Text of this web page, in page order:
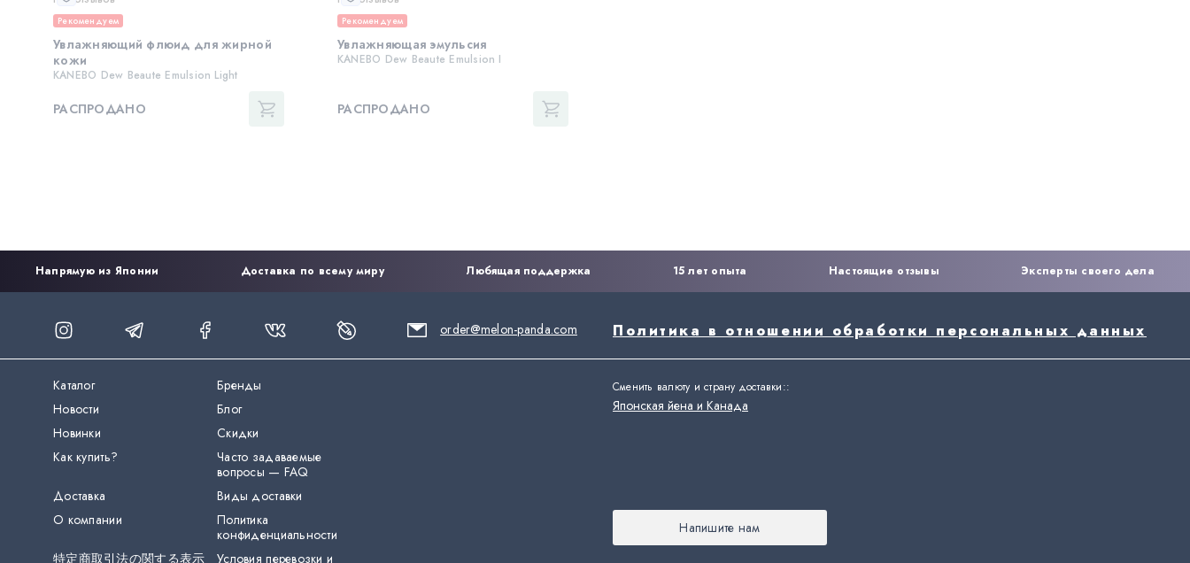
Рекомендуем
Увлажняющий флюид для жирной
кожи
KANEBO Dew Beaute Emulsion Light
РАСПРОДАНО
Рекомендуем
Увлажняющая эмульсия
KANEBO Dew Beaute Emulsion I
РАСПРОДАНО
Напрямую из Японии Доставка по всему миру Любящая поддержка 15 лет опыта Настоящие отзывы Эксперты своего дела
order@melon-panda.com Политика в отношении обработки персональных данных
Каталог
Бренды
Новости
Блог
Новинки
Скидки
Как купить?
Часто задаваемые
вопросы — FAQ
Доставка
Виды доставки
О компании
Политика
конфиденциальности
特定商取引法の関する表示
Условия перевозки и
Сменить валюту и страну доставки::
Японская йена и Канада
Напишите нам